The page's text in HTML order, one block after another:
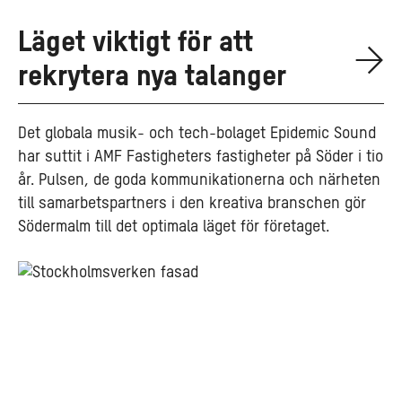
Läget viktigt för att
rekrytera nya talanger
Det globala musik- och tech-bolaget Epidemic Sound
har suttit i AMF Fastigheters fastigheter på Söder i tio
år. Pulsen, de goda kommunikationerna och närheten
till samarbetspartners i den kreativa branschen gör
Södermalm till det optimala läget för företaget.
Upptäck